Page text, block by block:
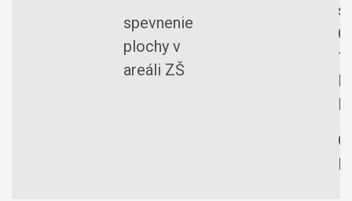
spevnenie
plochy v
areáli ZŠ